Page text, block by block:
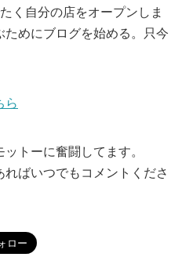
く自分の店をオープンしま
ためにブログを始める。只今
ら
トーに奮闘してます。
ばいつでもコメントくださ